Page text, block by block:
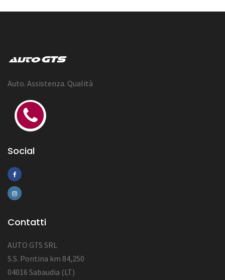
Auto. Assistenza. Qualità
Social
Contatti
AUTO GTS SRL
S.S. Pontina km 84,250
04016 Sabaudia (LT)